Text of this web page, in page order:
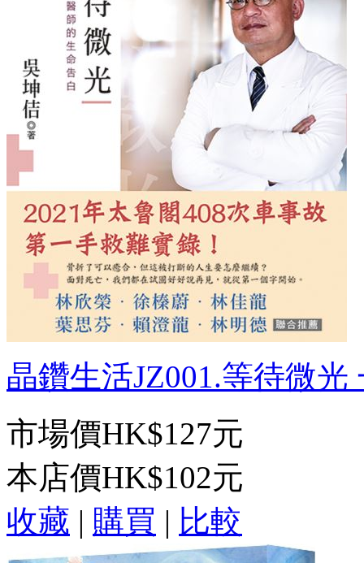
晶鑽生活JZ001.等待微光
市場價HK$127元
本店價HK$102元
收藏 | 購買 | 比較